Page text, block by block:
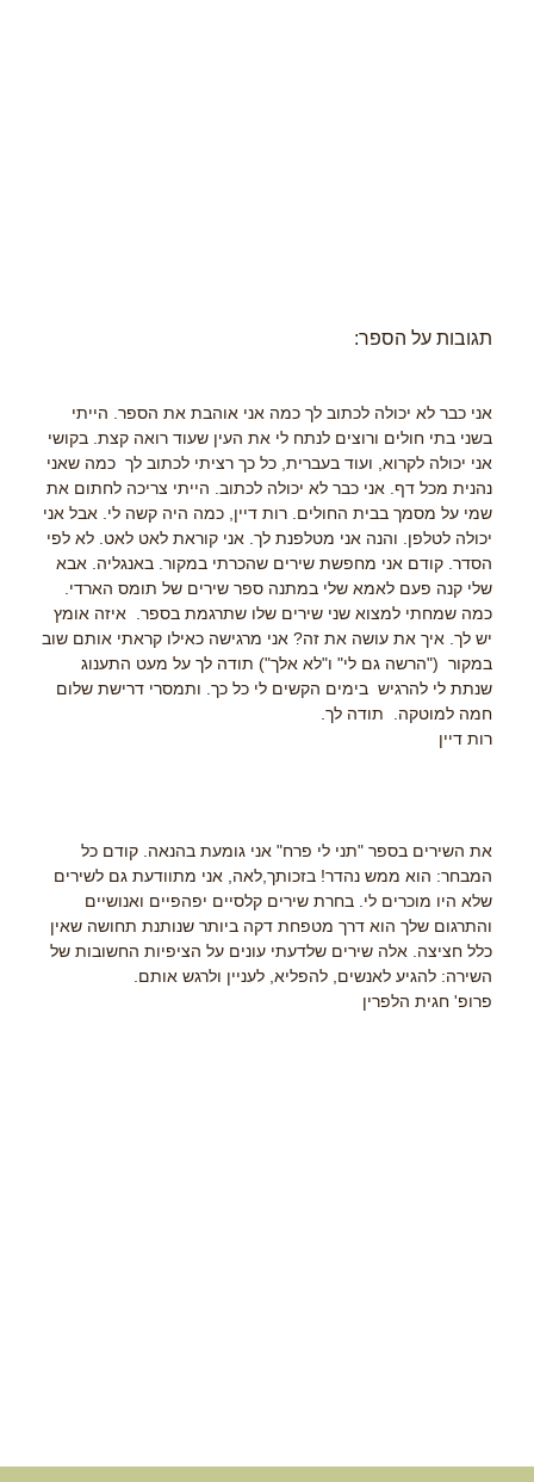
תגובות על הספר:
אני כבר לא יכולה לכתוב לך כמה אני אוהבת את הספר. הייתי
בשני בתי חולים ורוצים לנתח לי את העין שעוד רואה קצת. בקושי
אני יכולה לקרוא, ועוד בעברית, כל כך רציתי לכתוב לך כמה שאני
נהנית מכל דף. אני כבר לא יכולה לכתוב. הייתי צריכה לחתום את
שמי על מסמך בבית החולים. רות דיין, כמה היה קשה לי. אבל אני
יכולה לטלפן. והנה אני מטלפנת לך. אני קוראת לאט לאט. לא לפי
הסדר. קודם אני מחפשת שירים שהכרתי במקור. באנגליה. אבא
שלי קנה פעם לאמא שלי במתנה ספר שירים של תומס הארדי.
כמה שמחתי למצוא שני שירים שלו שתרגמת בספר.
איזה אומץ
יש לך. איך את עושה את זה? אני מרגישה כאילו קראתי אותם שוב
במקור ("הרשה גם לי" ו"לא אלך") תודה לך על מעט התענוג
שנתת לי להרגיש בימים הקשים לי כל כך. ותמסרי דרישת שלום
חמה למוטקה.
תודה לך.
רות דיין
את השירים בספר "תני לי פרח" אני גומעת בהנאה. קודם כל
המבחר: הוא ממש נהדר! בזכותך,לאה, אני מתוודעת גם לשירים
שלא היו מוכרים לי. בחרת שירים קלסיים יפהפיים ואנושיים
והתרגום שלך הוא דרך מטפחת דקה ביותר שנותנת תחושה שאין
כלל חציצה. אלה שירים שלדעתי עונים על הציפיות החשובות של
השירה: להגיע לאנשים, להפליא, לעניין ולרגש אותם.
פרופ' חגית הלפרין